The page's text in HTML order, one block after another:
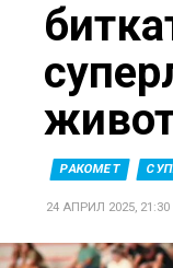
here
РАКОМЕТ
24 АПРИЛ 2025, 21:30